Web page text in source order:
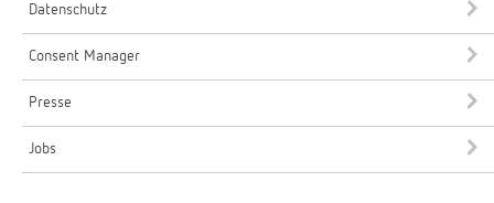
Datenschutz
Consent Manager
Presse
Jobs